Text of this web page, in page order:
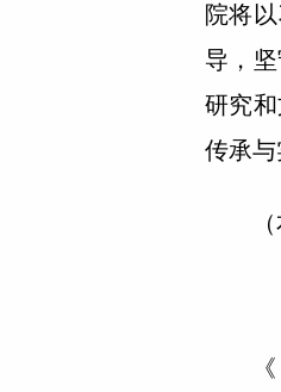
院将
导，
研究
传承与
（本
《 人